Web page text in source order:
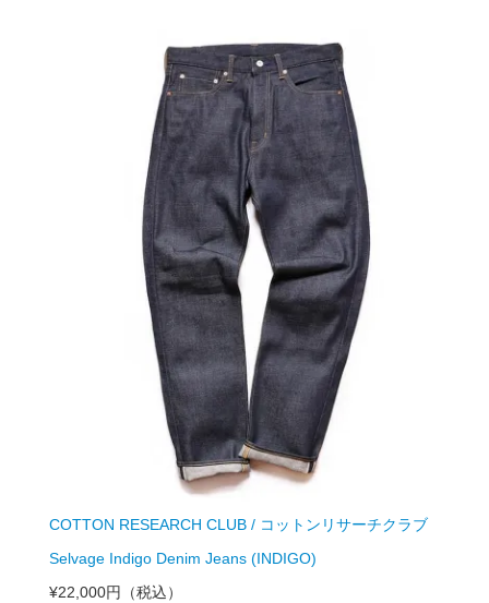
COTTON RESEARCH CLUB / コットンリサーチクラブ
Selvage Indigo Denim Jeans (INDIGO)
¥22,000円
（税込）